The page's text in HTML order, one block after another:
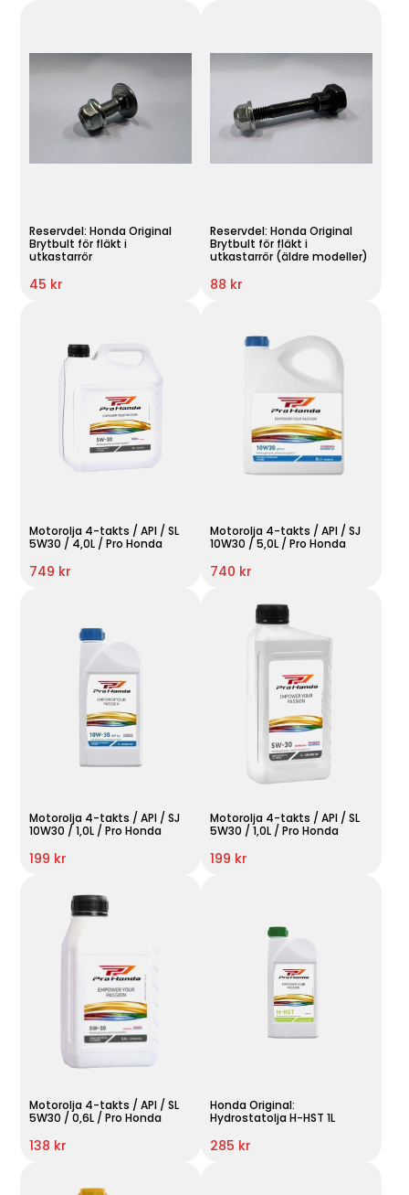
Reservdel: Honda Original
Brytbult för fläkt i
utkastarrör
45 kr
Reservdel: Honda Original
Brytbult för fläkt i
utkastarrör (äldre modeller)
88 kr
Motorolja 4-takts / API / SL
5W30 / 4,0L / Pro Honda
749 kr
Motorolja 4-takts / API / SJ
10W30 / 5,0L / Pro Honda
740 kr
Motorolja 4-takts / API / SJ
10W30 / 1,0L / Pro Honda
199 kr
Motorolja 4-takts / API / SL
5W30 / 1,0L / Pro Honda
199 kr
Motorolja 4-takts / API / SL
5W30 / 0,6L / Pro Honda
138 kr
Honda Original:
Hydrostatolja H-HST 1L
285 kr